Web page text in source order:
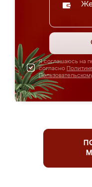
Я соглашаюсь на
согласно